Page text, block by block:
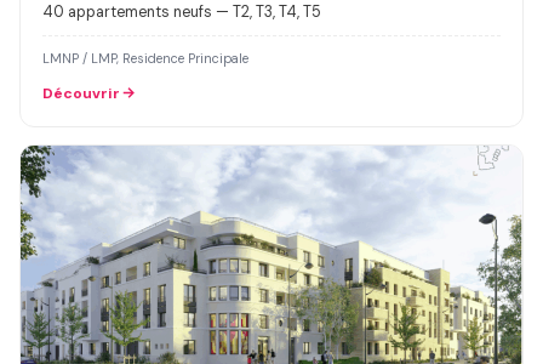
40 appartements neufs — T2, T3, T4, T5
LMNP / LMP, Residence Principale
Découvrir